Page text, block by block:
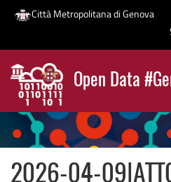
Salta
contenuto
principale
Città Metropolitana di Genova
Open Data
News
2026-04-